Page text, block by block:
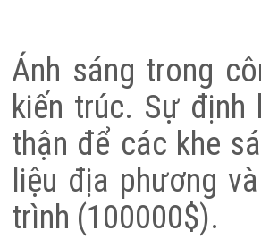
Ánh sáng trong
kiến trúc. Sự
thận để các khe
liệu địa phương
trình (100000$).